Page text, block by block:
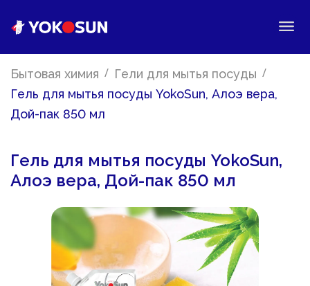
Бытовая химия / Гели для мытья посуды /
Гель для мытья посуды YokoSun, Алоэ вера,
Дой-пак 850 мл
Гель для мытья посуды YokoSun,
Алоэ вера, Дой-пак 850 мл